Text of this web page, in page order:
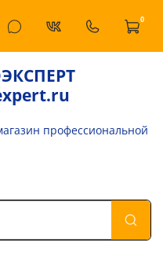
0
профессиональной